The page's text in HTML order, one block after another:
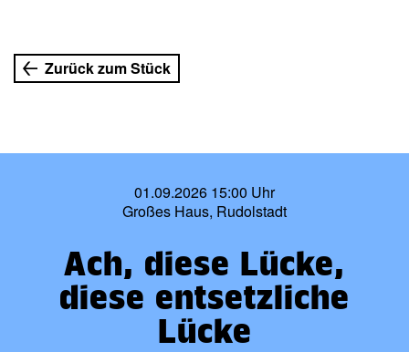
Zurück zum Stück
01.09.2026 15:00 Uhr
Großes Haus, Rudolstadt
Ach, diese Lücke,
diese entsetzliche
Lücke